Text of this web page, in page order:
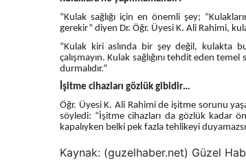
“Kulak sağlığı için en önemli şey;
gerekir” diyen Dr. Öğr. Üyesi K. Ali Rahimi,
“Kulak kiri aslında bir şey değil, kulakta
çalışmayın. Kulak sağlığını tehdit eden
durmalıdır.”
İşitme cihazları gözlük gibidir…
Öğr. Üyesi K. Ali Rahimi de işitme sorunu
söyledi: “İşitme cihazları da gözlük kadar
kapalıyken belki pek fazla tehlikeyi
Kaynak: (guzelhaber.net) Güzel